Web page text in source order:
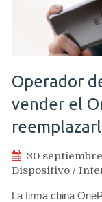
Operador
vender el
30
Dispositivo /
La firma china